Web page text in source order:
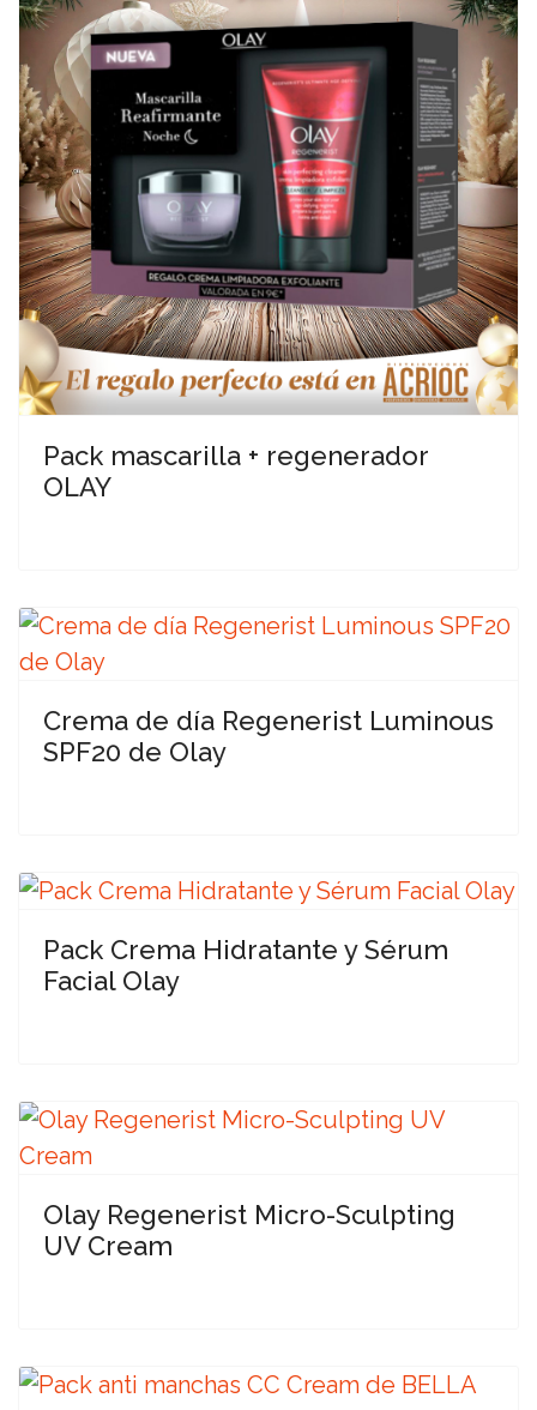
Pack mascarilla + regenerador
OLAY
Crema de día Regenerist Luminous
SPF20 de Olay
Pack Crema Hidratante y Sérum
Facial Olay
Olay Regenerist Micro-Sculpting
UV Cream